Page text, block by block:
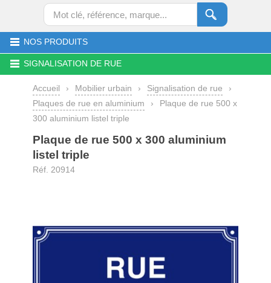
NOS PRODUITS
SIGNALISATION DE RUE
Accueil › Mobilier urbain › Signalisation de rue
›
Plaques de rue en aluminium
›
Plaque de rue 500 x
300 aluminium listel triple
Plaque de rue 500 x 300 aluminium
listel triple
Réf. 20914